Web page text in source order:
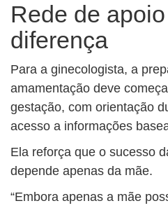
Rede de
diferença
Para a ginecologista, a
amamentação deve
gestação, com orientação
acesso a informações
Ela reforça que o sucesso
depende apenas da mãe.
“Embora apenas a mãe